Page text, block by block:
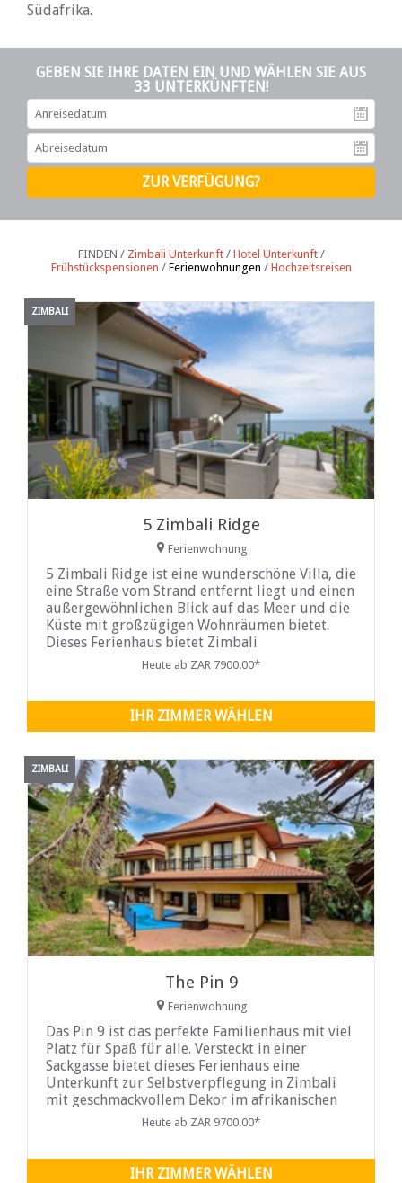
Südafrika.
GEBEN SIE IHRE DATEN EIN UND WÄHLEN SIE AUS
33 UNTERKÜNFTEN!
FINDEN / Zimbali Unterkunft/ Hotel Unterkunft/
Frühstückspensionen / Ferienwohnungen / Hochzeitsreisen
ZIMBALI
5 Zimbali Ridge
Ferienwohnung
5 Zimbali Ridge ist eine wunderschöne Villa, die
eine Straße vom Strand entfernt liegt und einen
außergewöhnlichen Blick auf das Meer und die
Küste mit großzügigen Wohnräumen bietet.
Dieses Ferienhaus bietet Zimbali
Selbstversorger in einem beliebten Resort mit
Heute ab ZAR 7900.00*
IHR ZIMMER WÄHLEN
ZIMBALI
The Pin 9
Ferienwohnung
Das Pin 9 ist das perfekte Familienhaus mit viel
Platz für Spaß für alle. Versteckt in einer
Sackgasse bietet dieses Ferienhaus eine
Unterkunft zur Selbstverpflegung in Zimbali
mit geschmackvollem Dekor im afrikanischen
Stil. Das Ferienhaus Pin 9 in Zimbali verfügt
Heute ab ZAR 9700.00*
IHR ZIMMER WÄHLEN